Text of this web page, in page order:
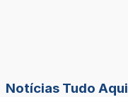
Notícias Tudo Aqui